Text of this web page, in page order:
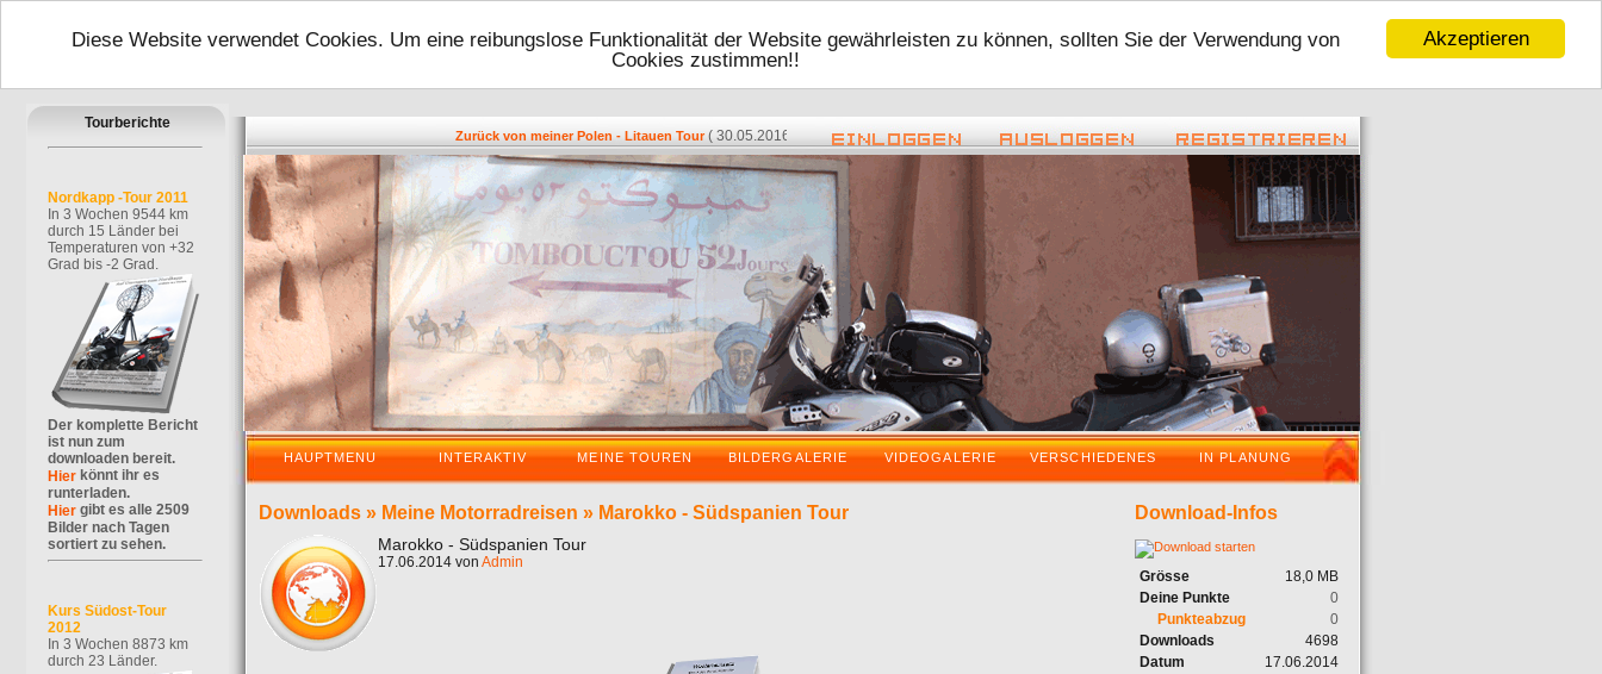
Akzeptieren
Diese Website verwendet Cookies. Um eine reibungslose Funktionalität der Website gewährleisten zu können, sollten Sie der Verwendung von
Cookies zustimmen!!
Zurück von meiner Polen - Litauen Tour( 30.05.2016 - 17:48 ) -Zurück vom VDT 2016 ( 08.05.2016 - 22:45 ) -Tour 2016( 06.01.2016 - 16:59 ) -
HAUPTMENU INTERAKTIV MEINE TOUREN BILDERGALERIE VIDEOGALERIE VERSCHIEDENES IN PLANUNG
Tourberichte
Nordkapp -Tour 2011
In 3 Wochen 9544 km
durch 15 Länder bei
Temperaturen von +32
Grad bis -2 Grad.
Der komplette Bericht
ist nun zum
downloaden bereit.
Hier könnt ihr es
runterladen.
Hier gibt es alle 2509
Bilder nach Tagen
sortiert zu sehen.
Kurs Südost-Tour
2012
In 3 Wochen 8873 km
durch 23 Länder.
Downloads » Meine Motorradreisen » Marokko - Südspanien Tour Download-Infos
Marokko - Südspanien Tour
17.06.2014 von Admin
Grösse
18,0 MB
Deine Punkte
0
Punkteabzug
0
Downloads
4698
Datum
17.06.2014